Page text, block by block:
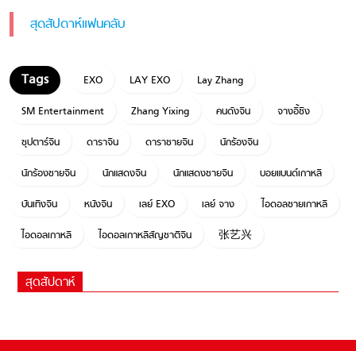
สุดสัปดาห์แฟนคลับ
EXO LAY EXO
Lay Zhang
SM Entertainment
Zhang Yixing คนดังจีน
จางอี้ซิง
ซุปตาร์จีน
ดาราจีน ดาราชายจีน
นักร้องจีน
นักร้องชายจีน
นักแสดงจีน นักแสดงชายจีน
บอยแบนด์เกาหลี
บันเทิงจีน
หนังจีน เลย์ EXO เลย์ จาง
ไอดอลชายเกาหลี
ไอดอลเกาหลี
ไอดอลเกาหลีสัญชาติจีน 张艺兴
สุดสัปดาห์